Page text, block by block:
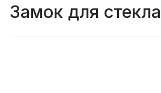
Замок для стекла